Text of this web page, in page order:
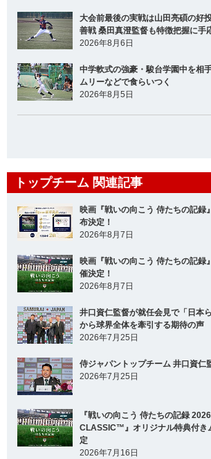
大会前最後の実戦は山田亮碩の好
善戦 桑田真澄監督も特徴把握に手
2026年8月6日
中学軟式の強豪・駿台学園中を相
ムリーなどで食らいつく
2026年8月5日
トップチーム 関連記事
映画『戦いの向こう 侍たちの記録
布決定！
2026年8月7日
映画『戦いの向こう 侍たちの記録
催決定！
2026年8月7日
井口資仁監督が就任会見で「日本
から球界全体を牽引する期待の声
2026年7月25日
侍ジャパントップチーム 井口資仁
2026年7月25日
『戦いの向こう 侍たちの記録
CLASSIC™』オリジナル特典付き
定
2026年7月16日